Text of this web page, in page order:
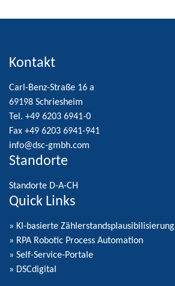
Kontakt
Carl-Benz-Straße 16 a
69198 Schriesheim
Tel. +49 6203 6941-0
Fax +49 6203 6941-941
info@dsc-gmbh.com
Standorte
Standorte D-A-CH
Quick Links
» KI-basierte Zählerstandsplausibilisierung
» RPA Robotic Process Automation
» Self-Service-Portale
» DSCdigital